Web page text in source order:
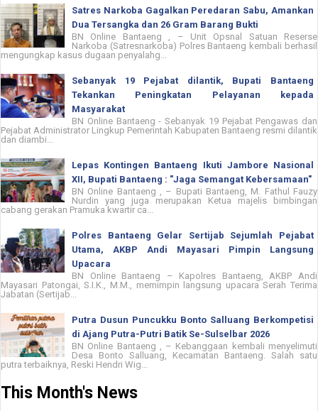
Satres Narkoba Gagalkan Peredaran Sabu, Amankan
Dua Tersangka dan 26 Gram Barang Bukti
BN Online Bantaeng , – Unit Opsnal Satuan Reserse
Narkoba (Satresnarkoba) Polres Bantaeng kembali berhasil
mengungkap kasus dugaan penyalahg...
Sebanyak 19 Pejabat dilantik, Bupati Bantaeng
Tekankan Peningkatan Pelayanan kepada
Masyarakat
BN Online Bantaeng - Sebanyak 19 Pejabat Pengawas dan
Pejabat Administrator Lingkup Pemerintah Kabupaten Bantaeng resmi dilantik
dan diambi...
Lepas Kontingen Bantaeng Ikuti Jambore Nasional
XII, Bupati Bantaeng : "Jaga Semangat Kebersamaan"
BN Online Bantaeng , – Bupati Bantaeng, M. Fathul Fauzy
Nurdin yang juga merupakan Ketua majelis bimbingan
cabang gerakan Pramuka kwartir ca...
Polres Bantaeng Gelar Sertijab Sejumlah Pejabat
Utama, AKBP Andi Mayasari Pimpin Langsung
Upacara
BN Online Bantaeng – Kapolres Bantaeng, AKBP Andi
Mayasari Patongai, S.I.K., M.M., memimpin langsung upacara Serah Terima
Jabatan (Sertijab...
Putra Dusun Puncukku Bonto Salluang Berkompetisi
di Ajang Putra-Putri Batik Se-Sulselbar 2026
BN Online Bantaeng , – Kebanggaan kembali menyelimuti
Desa Bonto Salluang, Kecamatan Bantaeng. Salah satu
putra terbaiknya, Reski Hendri Wig...
This Month's News